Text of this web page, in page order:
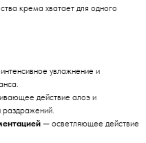
крема хватает для одного
увлажнение и
действие алоэ и
— осветляющее действие